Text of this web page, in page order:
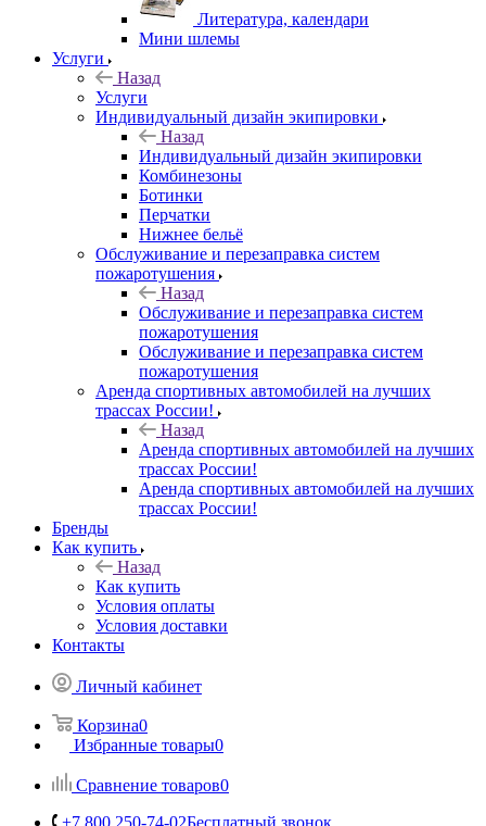
Литература, календари
Мини шлемы
Услуги
Назад
Услуги
Индивидуальный дизайн экипировки
Назад
Индивидуальный дизайн экипировки
Комбинезоны
Ботинки
Перчатки
Нижнее бельё
Обслуживание и перезаправка систем
пожаротушения
Назад
Обслуживание и перезаправка систем
пожаротушения
Обслуживание и перезаправка систем
пожаротушения
Аренда спортивных автомобилей на лучших
трассах России!
Назад
Аренда спортивных автомобилей на лучших
трассах России!
Аренда спортивных автомобилей на лучших
трассах России!
Бренды
Как купить
Назад
Как купить
Условия оплаты
Условия доставки
Контакты
Личный кабинет
Корзина0
Избранные товары0
Сравнение товаров0
+7 800 250-74-02Бесплатный звонок